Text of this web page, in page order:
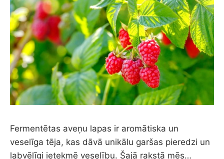
Fermentētas aveņu lapas ir aromātiska un
veselīga tēja, kas dāvā unikālu garšas pieredzi un
labvēlīgi ietekmē veselību. Šajā rakstā mēs…